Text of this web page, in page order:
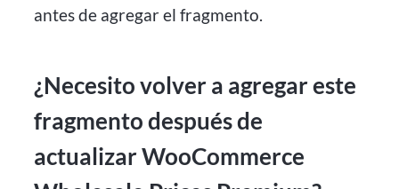
antes de agregar el fragmento.
¿Necesito volver a agregar este
fragmento después de
actualizar WooCommerce